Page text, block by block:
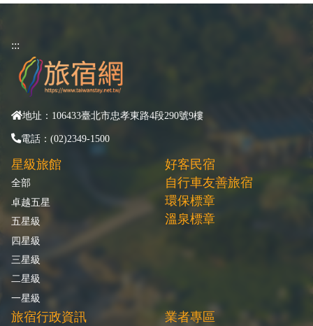
:::
地址：106433臺北市忠孝東路4段290號9樓
電話：(02)2349-1500
星級旅館
全部
卓越五星
五星級
四星級
三星級
二星級
一星級
好客民宿
自行車友善旅宿
環保標章
溫泉標章
旅宿行政資訊 業者專區